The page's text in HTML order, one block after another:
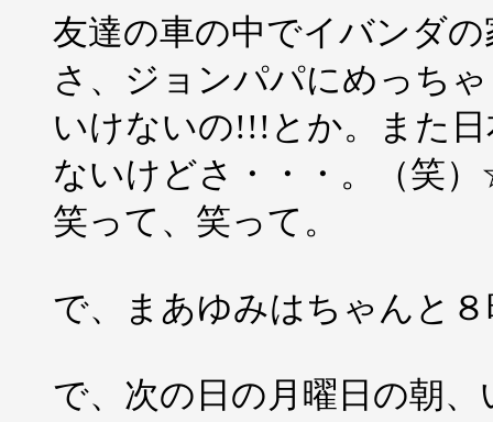
友達の車の中でイバンダ
さ、ジョンパパにめっち
いけないの!!!とか。また
ないけどさ・・・。（笑
笑って、笑って。
で、まあゆみはちゃんと
で、次の日の月曜日の朝